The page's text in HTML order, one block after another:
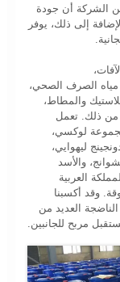
الشركة أن جودة
إلى ذلك، يوفر
مياه الصرف الصحي،
والمطاط،
من ذلك. تعمل
لوكسي،
ليهوايي،
والأسد
العربية
وقد أكسبنا
العديد من
مربح للجانبين.